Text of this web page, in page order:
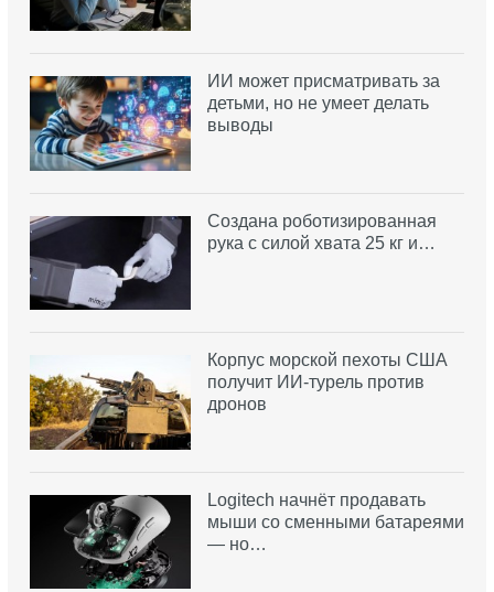
ИИ может присматривать за
детьми, но не умеет делать
выводы
Создана роботизированная
рука с силой хвата 25 кг и…
Корпус морской пехоты США
получит ИИ-турель против
дронов
Logitech начнёт продавать
мыши со сменными батареями
— но…